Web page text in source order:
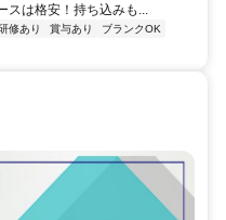
スは格安！持ち込みも...
修あり 賞与あり
ブランクOK